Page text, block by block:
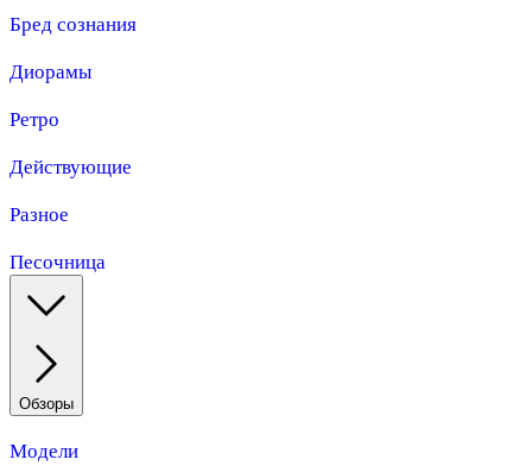
Бред сознания
Диорамы
Ретро
Действующие
Разное
Песочница
Обзоры
Модели